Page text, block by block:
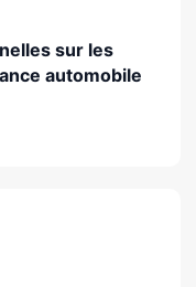
sur les
automobile